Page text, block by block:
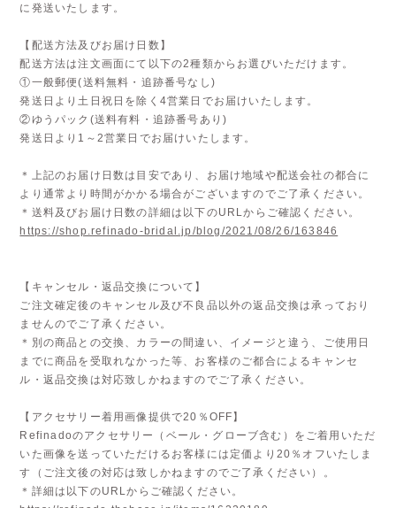
に発送いたします。
【配送方法及びお届け日数】
配送方法は注文画面にて以下の2種類からお選びいただけます。
①一般郵便(送料無料・追跡番号なし)
発送日より土日祝日を除く4営業日でお届けいたします。
②ゆうパック(送料有料・追跡番号あり)
発送日より1～2営業日でお届けいたします。
＊上記のお届け日数は目安であり、お届け地域や配送会社の都合に
より通常より時間がかかる場合がございますのでご了承ください。
＊送料及びお届け日数の詳細は以下のURLからご確認ください。
https://shop.refinado-bridal.jp/blog/2021/08/26/163846
【キャンセル・返品交換について】
ご注文確定後のキャンセル及び不良品以外の返品交換は承っており
ませんのでご了承ください。
＊別の商品との交換、カラーの間違い、イメージと違う、ご使用日
までに商品を受取れなかった等、お客様のご都合によるキャンセ
ル・返品交換は対応致しかねますのでご了承ください。
【アクセサリー着用画像提供で20％OFF】
Refinadoのアクセサリー（ベール・グローブ含む）をご着用いただ
いた画像を送っていただけるお客様には定価より20％オフいたしま
す（ご注文後の対応は致しかねますのでご了承ください）。
＊詳細は以下のURLからご確認ください。